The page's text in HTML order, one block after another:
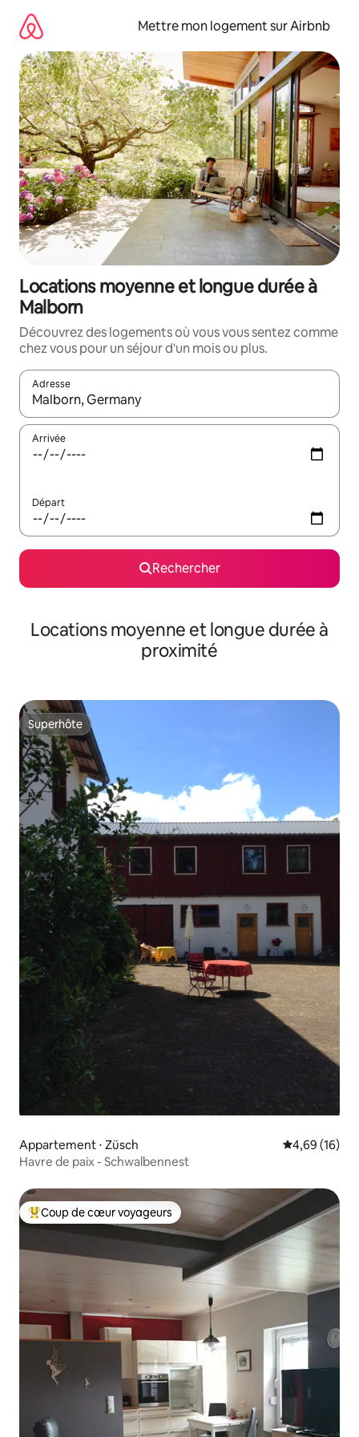
directement
contenu
Mettre mon logement sur Airbnb
Locations moyenne et longue durée à
Malborn
Découvrez des logements où vous vous sentez comme
chez vous pour un séjour d'un mois ou plus.
Adresse
Lorsque les résultats s'affichent, utilisez les flèches vers le
Arrivée
Départ
Rechercher
Locations moyenne et longue durée à
proximité
Superhôte
Superhôte
Appartement ⋅ Züsch Évaluation
4,69 (16)
Havre de paix - Schwalbennest
Coups de cœur voyageurs les plus appréciés
Coup de cœur voyageurs